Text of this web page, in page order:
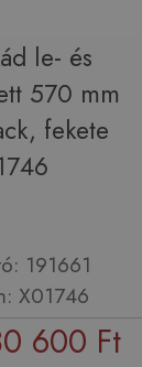
le- és
570 mm
fekete
191661
X01746
600 Ft